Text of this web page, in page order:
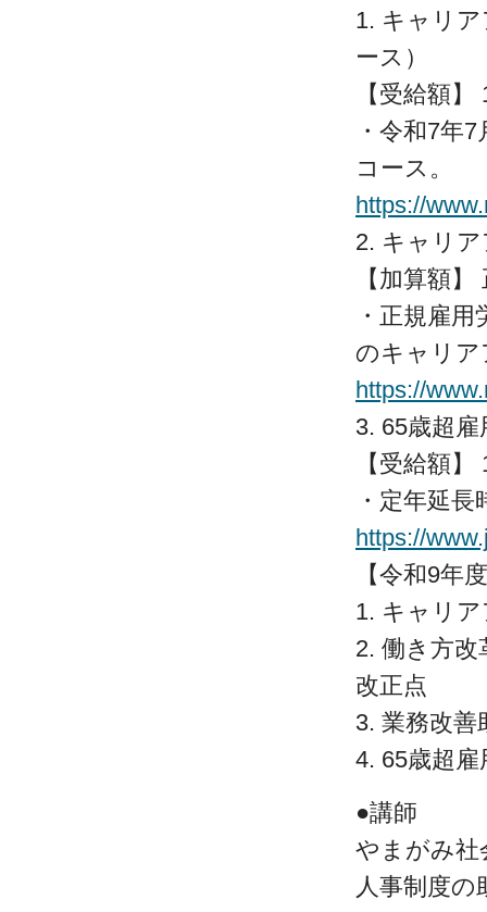
1. キャリ
ース）
【受給額
・令和7年
コース。
https://
2. キャリ
【加算額
・正規雇
のキャリア
https://
3. 65歳超
【受給額
・定年延
https://
【令和9年
1. キャリ
2. 働き方改
改正点
3. 業務改善
4. 65歳超
●講師
やまがみ
人事制度の